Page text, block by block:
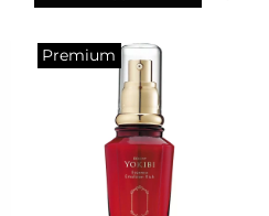
Premium